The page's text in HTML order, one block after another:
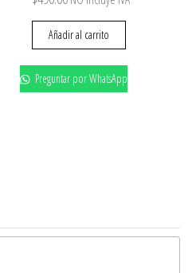
Añadir al carrito
Preguntar por WhatsApp